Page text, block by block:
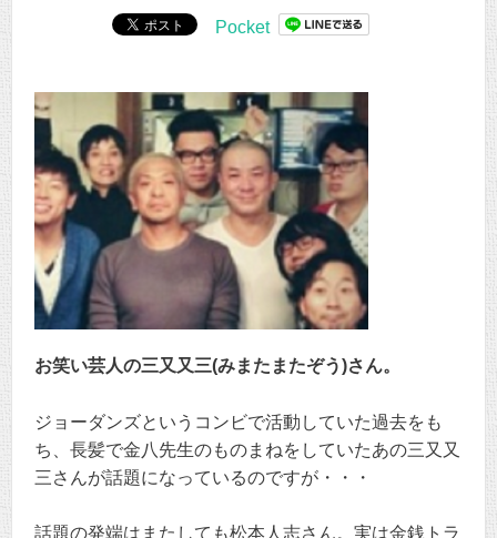
Pocket
お笑い芸人の三又又三(みまたまたぞう)さん。
ジョーダンズというコンビで活動していた過去をも
ち、長髪で金八先生のものまねをしていたあの三又又
三さんが話題になっているのですが・・・
話題の発端はまたしても松本人志さん。実は金銭トラ